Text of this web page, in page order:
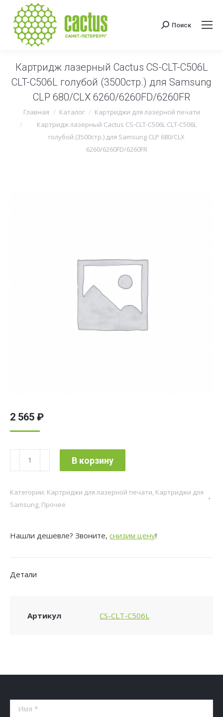
Поиск:
Поиск
Картридж лазерный Cactus CS-CLT-C506L
CLT-C506L голубой (3500стр.) для Samsung
CLP 680/CLX 6260/6260FD/6260FR
Вы здесь:
Главная Каталог
Картриджи для лазерной печати
Картридж лазерный Cactus CS-CLT-C506L CLT-C506L
голубой (3500стр.) для Samsung CLP 680/CLX
6260/6260FD/6260FR
2 565 ₽
Количество
товара
лазерный
CLT-
C506L
В корзину
Категории: Картриджи для лазерной печати, Картриджи для
Samsung, Прочее
Нашли дешевле? Звоните, снизим цену!
Детали
Артикул CS-CLT-C506L
Имя *